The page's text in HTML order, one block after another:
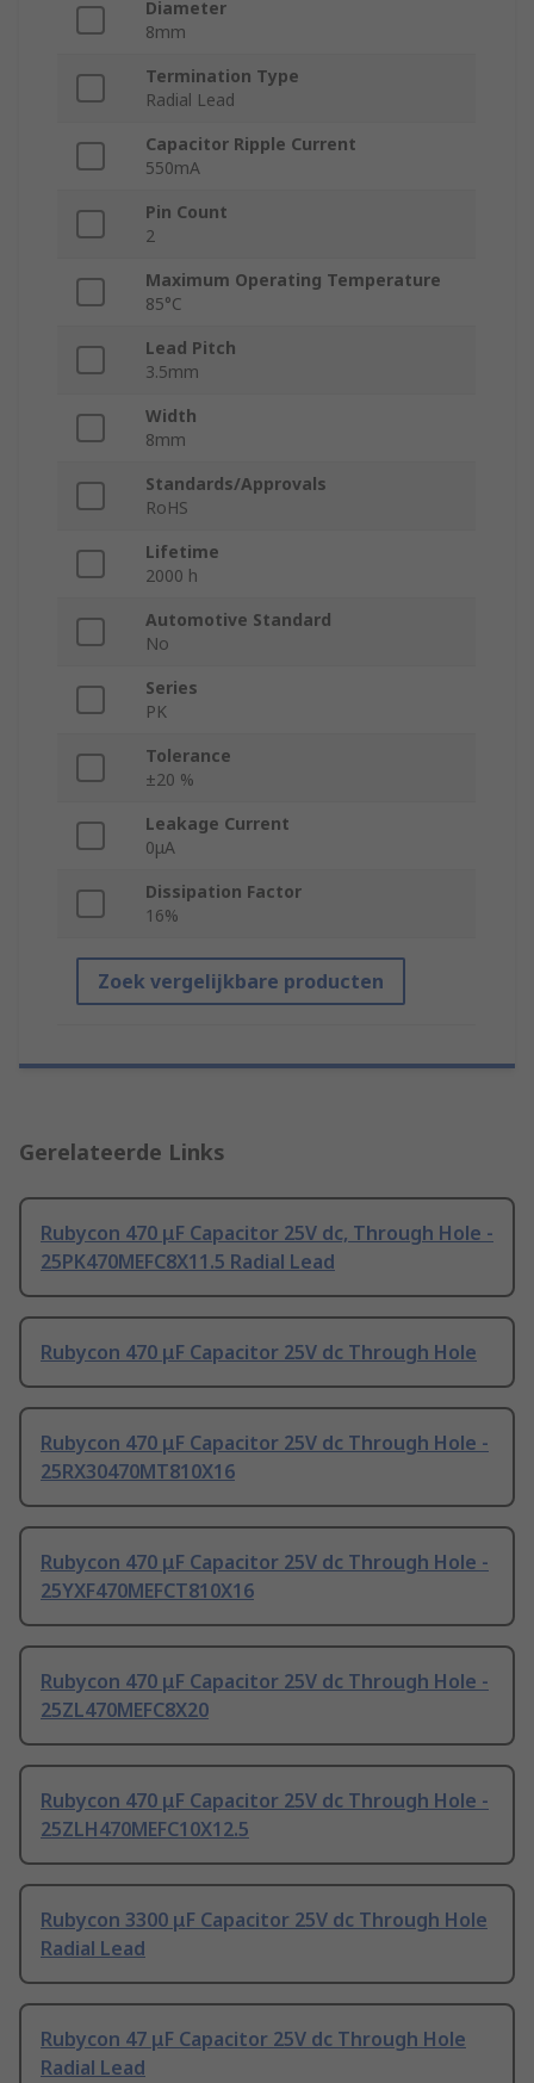
Diameter
8mm
Termination Type
Radial Lead
Capacitor Ripple Current
550mA
Pin Count
2
Maximum Operating Temperature
85°C
Lead Pitch
3.5mm
Width
8mm
Standards/Approvals
RoHS
Lifetime
2000 h
Automotive Standard
No
Series
PK
Tolerance
±20 %
Leakage Current
0μA
Dissipation Factor
16%
Zoek vergelijkbare producten
Gerelateerde Links
Rubycon 470 μF Capacitor 25V dc, Through Hole -
25PK470MEFC8X11.5 Radial Lead
Rubycon 470 μF Capacitor 25V dc Through Hole
Rubycon 470 μF Capacitor 25V dc Through Hole -
25RX30470MT810X16
Rubycon 470 μF Capacitor 25V dc Through Hole -
25YXF470MEFCT810X16
Rubycon 470 μF Capacitor 25V dc Through Hole -
25ZL470MEFC8X20
Rubycon 470 μF Capacitor 25V dc Through Hole -
25ZLH470MEFC10X12.5
Rubycon 3300 μF Capacitor 25V dc Through Hole
Radial Lead
Rubycon 47 μF Capacitor 25V dc Through Hole
Radial Lead